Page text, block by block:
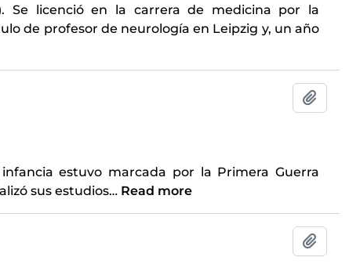
Se licenció en la carrera de medicina por la
de profesor de neurología en Leipzig y, un año
estuvo marcada por la Primera Guerra
sus estudios… Read more